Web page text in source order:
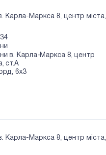
Карла-Маркса 8, центр міста,
в. Карла-Маркса 8, центр
ст.А
6x3
Карла-Маркса 8, центр міста,